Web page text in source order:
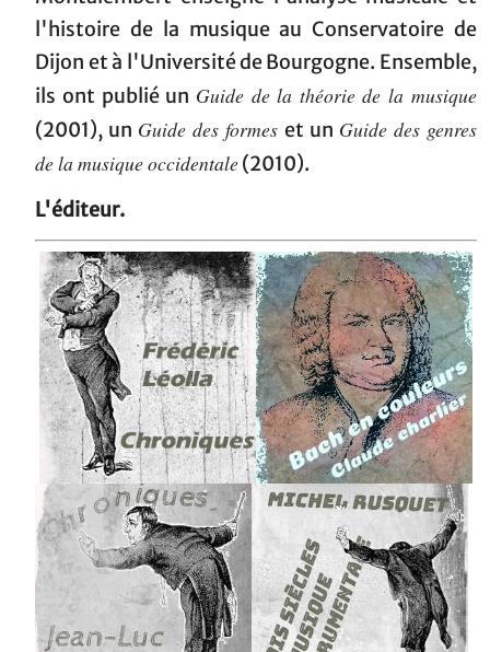
l'histoire de la musique au Conservatoire de
Dijon et à l'Université de Bourgogne. Ensemble,
ils ont publié un Guide de la théorie de la musique
(2001), un Guide des formes et un Guide des genres
de la musique occidentale(2010).
L'éditeur.